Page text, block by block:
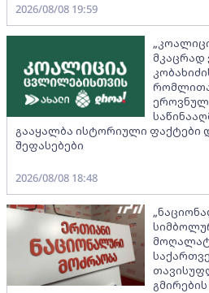
2026/08/08 19:59
მკაცრად
გააყალბა ისტორიული ფაქტები
შეფასებები
2026/08/08 18:48